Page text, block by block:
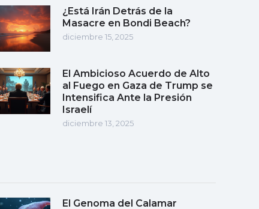
¿Está Irán Detrás de la
Masacre en Bondi Beach?
diciembre 15, 2025
El Ambicioso Acuerdo de Alto
al Fuego en Gaza de Trump se
Intensifica Ante la Presión
Israelí
diciembre 13, 2025
El Genoma del Calamar